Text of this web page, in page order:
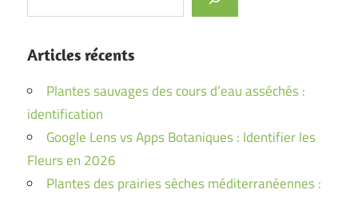
Articles récents
Plantes sauvages des cours d’eau asséchés :
identification
Google Lens vs Apps Botaniques : Identifier les
Fleurs en 2026
Plantes des prairies sèches méditerranéennes :